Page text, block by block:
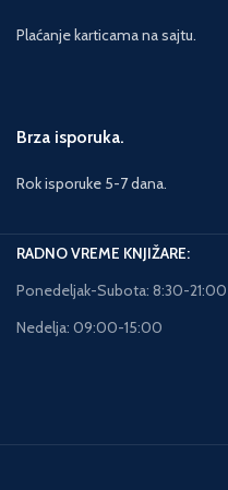
Plaćanje karticama na sajtu.
Brza isporuka.
Rok isporuke 5-7 dana.
RADNO VREME KNJIŽARE:
Ponedeljak-Subota: 8:30-21:00
Nedelja: 09:00-15:00